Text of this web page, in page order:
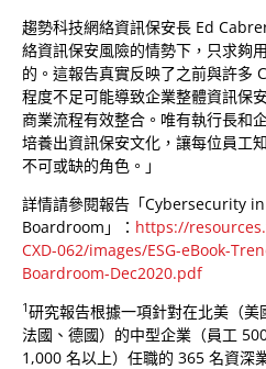
趨勢科技網絡資訊保安長 Ed
絡資訊保安風險的情勢下，只求夠
的。這報告真實反映了之前與許多
程度不足可能導致企業整體資訊保
商業流程有效整合。唯有執行長和
培養出資訊保安文化，讓每位員工
不可或缺的角色。」
詳情請參閱報告「Cybersecurity
Boardroom」： https://
CXD-062/images/ESG-eBook-
Boardroom-Dec2020.pdf
1研究報告根據一項針對在北美（美
法國、德國）的中型企業（員工
1,000 名以上）任職的 365 名資深